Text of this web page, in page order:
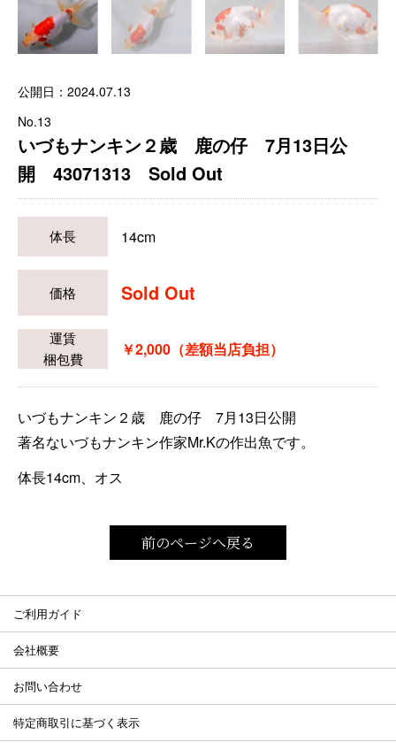
公開日：2024.07.13
No.13
いづもナンキン２歳 鹿の仔 7月13日公
開 43071313 Sold Out
体長 14cm
価格 Sold Out
運賃
梱包費
￥2,000（差額当店負担）
いづもナンキン２歳 鹿の仔 7月13日公開
著名ないづもナンキン作家Mr.Kの作出魚です。
体長14cm、オス
前のページへ戻る
ご利用ガイド
会社概要
お問い合わせ
特定商取引に基づく表示